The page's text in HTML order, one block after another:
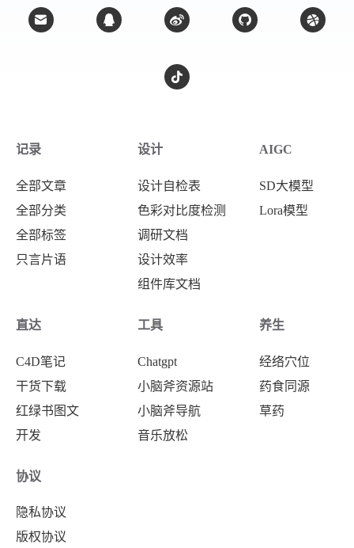
记录
全部文章
全部分类
全部标签
只言片语
设计
设计自检表
色彩对比度检测
调研文档
设计效率
组件库文档
AIGC
SD大模型
Lora模型
直达
C4D笔记
干货下载
红绿书图文
开发
工具
Chatgpt
小脑斧资源站
小脑斧导航
音乐放松
养生
经络穴位
药食同源
草药
协议
隐私协议
版权协议